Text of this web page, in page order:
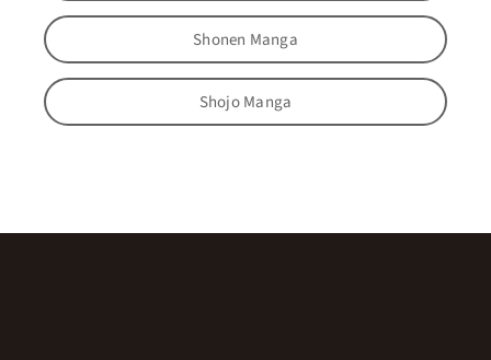
Shonen Manga
Shojo Manga